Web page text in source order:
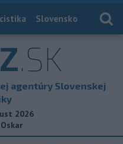
Slovensko
.SK
agentúry Slovenskej
2026
Oskar